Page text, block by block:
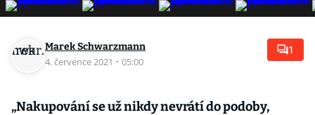
Marek Schwarzmann
4. července 2021 · 05:00
1
„Nakupování se už nikdy nevrátí do podoby,